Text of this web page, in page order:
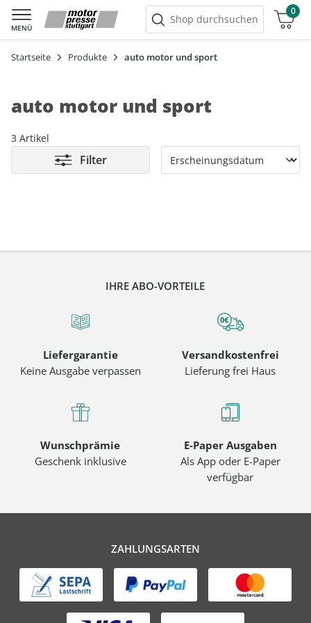
MENÜ
Shop durchsuchen
0
Warenkorb
Startseite Produkte auto motor und sport
auto motor und sport
3 Artikel
Filter
IHRE ABO-VORTEILE
Liefergarantie
Keine Ausgabe verpassen
Versandkostenfrei
Lieferung frei Haus
Wunschprämie
Geschenk inklusive
E-Paper Ausgaben
Als App oder E-Paper
verfügbar
ZAHLUNGSARTEN